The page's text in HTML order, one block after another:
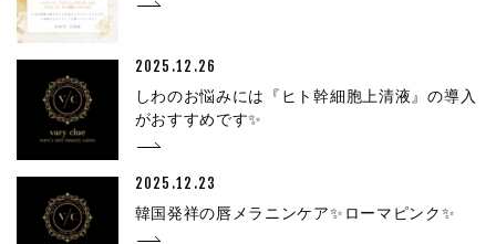
2025.12.26
しわのお悩みには『ヒト幹細胞上清液』の導入
がおすすめです✨
2025.12.23
韓国発祥の唇メラニンケア✨ローマピンク✨